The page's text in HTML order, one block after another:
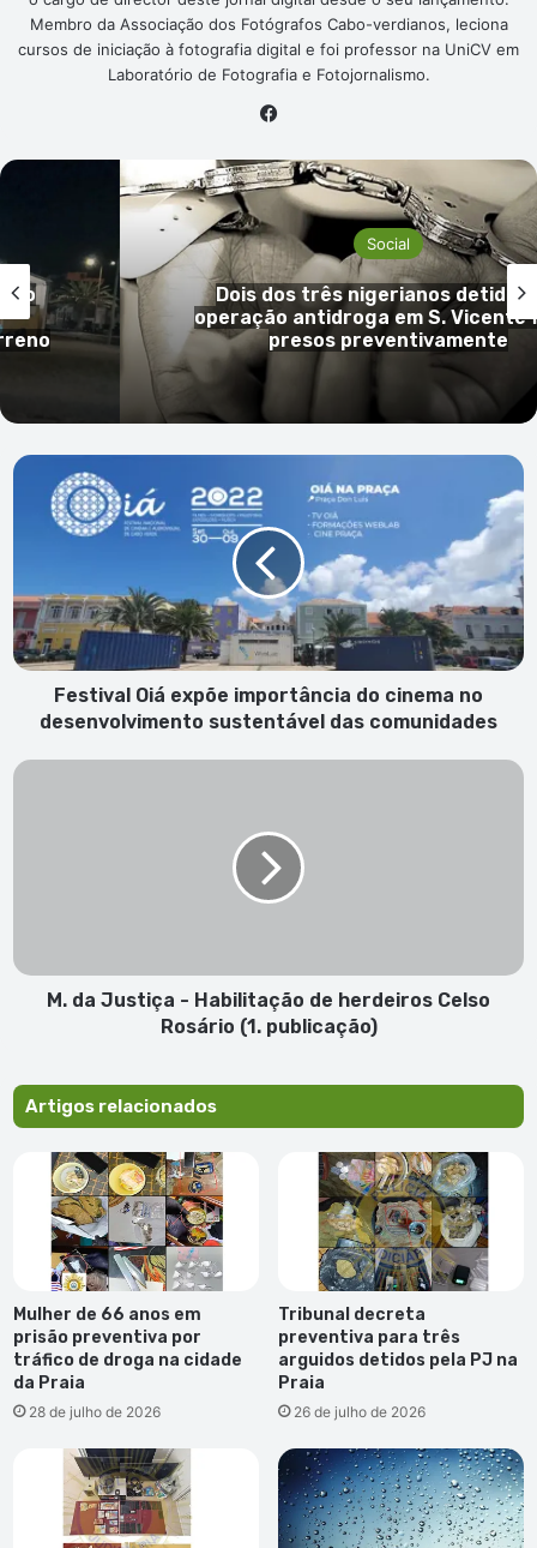
Membro da Associação dos Fotógrafos Cabo-verdianos, leciona
cursos de iniciação à fotografia digital e foi professor na UniCV em
Laboratório de Fotografia e Fotojornalismo.
no
Social
Dois dos três nigerianos detidos
operação antidroga em S. Vicente
presos preventivamente
Festival
expõe
importância
cinema
no
desenvolvimento
sustentável das
comunidades
Festival Oiá expõe importância do cinema no
desenvolvimento sustentável das comunidades
M.
Rosário
M. da Justiça - Habilitação de herdeiros Celso
Rosário (1. publicação)
Artigos relacionados
Mulher de 66 anos em
prisão preventiva por
tráfico de droga na cidade
da Praia
28 de julho de 2026
Tribunal decreta
preventiva para três
arguidos detidos pela PJ na
Praia
26 de julho de 2026